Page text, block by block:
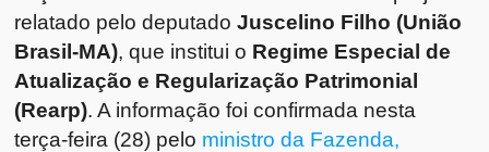
relatado pelo deputadoJuscelino Filho (União
Brasil-MA), que institui o Regime Especial de
Atualização e Regularização Patrimonial
(Rearp). A informação foi confirmada nesta
terça-feira (28) pelo ministro da Fazenda,